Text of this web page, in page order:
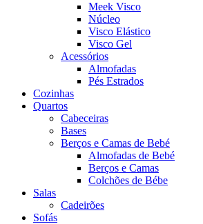
Meek Visco
Núcleo
Visco Elástico
Visco Gel
Acessórios
Almofadas
Pés Estrados
Cozinhas
Quartos
Cabeceiras
Bases
Berços e Camas de Bebé
Almofadas de Bebé
Berços e Camas
Colchões de Bébe
Salas
Cadeirões
Sofás